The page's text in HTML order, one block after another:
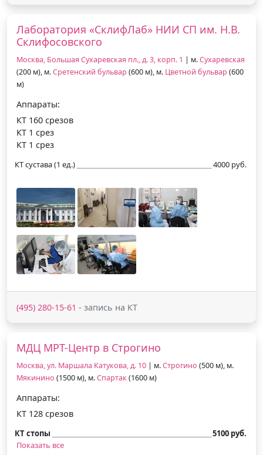
Лаборатория «СклифЛаб» НИИ СП им. Н.В.
Склифосовского
Москва, Большая Сухаревская пл., д. 3, корп. 1 | м.Сухаревская
(200 м), м.Сретенский бульвар (600 м), м. Цветной бульвар (600
м)
Аппараты:
КТ 160 срезов
КТ 1 срез
КТ 1 срез
КТ сустава (1 ед.) 4000 руб.
(495) 280-15-61 - запись на КТ
МДЦ МРТ-Центр в Строгино
Москва, ул. Маршала Катукова, д. 10 | м.Строгино (500 м), м.
Мякинино (1500 м), м.Спартак(1600 м)
Аппараты:
КТ 128 срезов
КТ стопы
5100 руб.
Показать все